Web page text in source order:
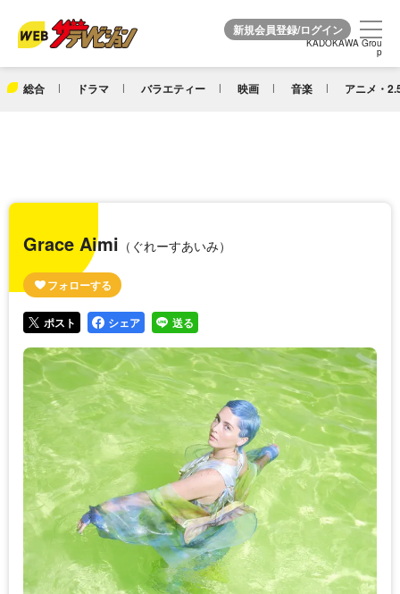
KADOKAWA Grou
p
総合 ドラマ バラエティー 映画 音楽 アニメ・
KADOKAWA Grou
p
Grace Aimi （ぐれーすあいみ）
ポスト シェア 送る